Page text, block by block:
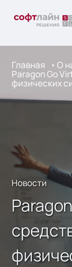
Главная О
Paragon Go
физических
Новости